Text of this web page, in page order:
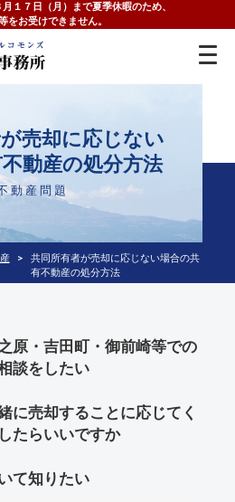
１７日（月）まで夏季休暇のため、
をお受けできません。
売却に応じない
動産の処分方法
動産問題
共同所有者が売却に応じない場合の共
有不動産の処分方法
原・吉田町・御前崎等での
談をしたい
に売却することに応じてく
たらいいですか
て知りたい